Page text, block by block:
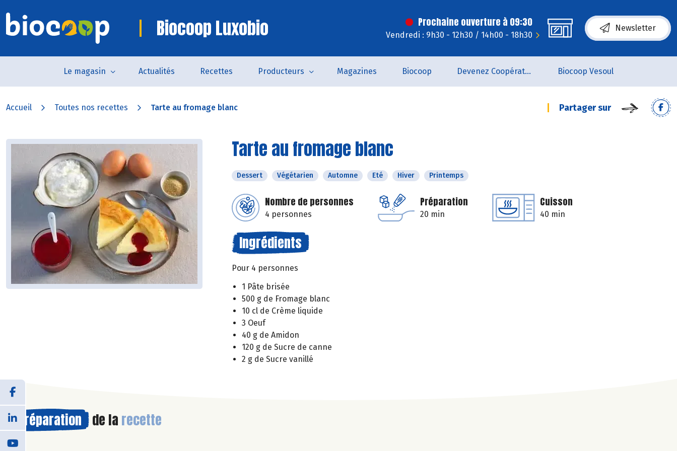
Biocoop Luxobio Prochaine ouverture à 09:30
Vendredi : 9h30 - 12h30 / 14h00 - 18h30
Newsletter
Le magasin Actualités Recettes Producteurs Magazines Biocoop Devenez Coopérateur Biocoop Vesoul
Accueil Toutes nos recettes Tarte au fromage blanc Partager sur
Tarte au fromage blanc
Dessert Végétarien Automne Eté Hiver Printemps
Nombre de personnes
4 personnes
Préparation
20 min
Cuisson
40 min
Ingrédients
Pour 4 personnes
1 Pâte brisée
500 g de Fromage blanc
10 cl de Crème liquide
3 Oeuf
40 g de Amidon
120 g de Sucre de canne
2 g de Sucre vanillé
Préparation de la recette